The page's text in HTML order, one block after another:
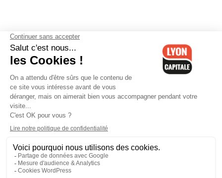
Contactez-nous-Mentions légales-CGV-Politique de
confidentialité-Gestion des cookies